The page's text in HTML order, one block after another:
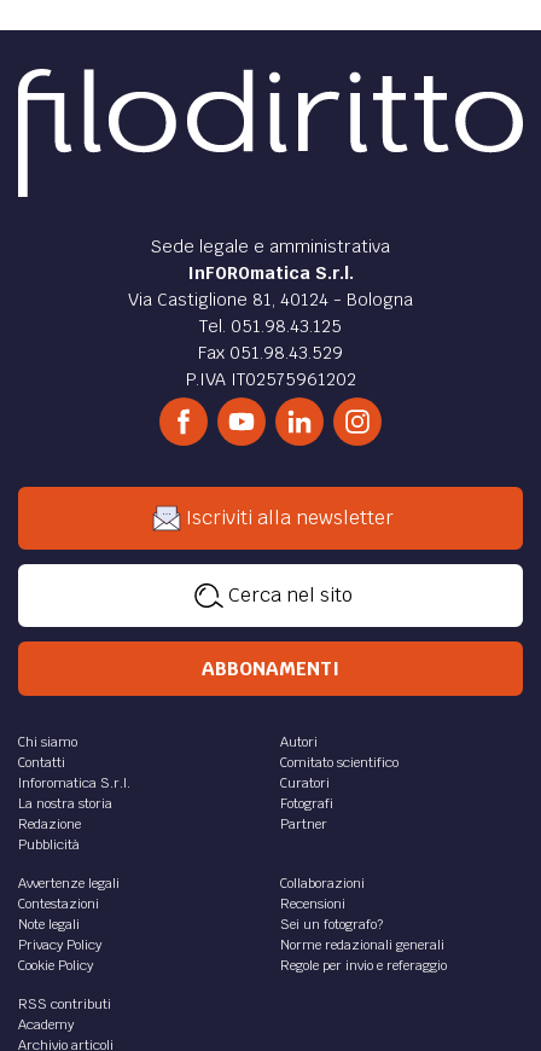
Sede legale e amministrativa
InFOROmatica S.r.l.
Via Castiglione 81, 40124 - Bologna
Tel. 051.98.43.125
Fax 051.98.43.529
P.IVA IT02575961202
Iscriviti alla newsletter
Cerca nel sito
ABBONAMENTI
Chi siamo
Contatti
Inforomatica S.r.l.
La nostra storia
Redazione
Pubblicità
Autori
Comitato scientifico
Curatori
Fotografi
Partner
Avvertenze legali
Contestazioni
Note legali
Privacy Policy
Cookie Policy
Collaborazioni
Recensioni
Sei un fotografo?
Norme redazionali generali
Regole per invio e referaggio
RSS contributi
Academy
Archivio articoli